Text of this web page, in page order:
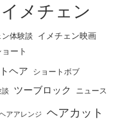
イメチェン
体験談 イメチェン映画
ョート
ヘア ショートボブ
談 ツーブロック ニュース
アアレンジ ヘアカット